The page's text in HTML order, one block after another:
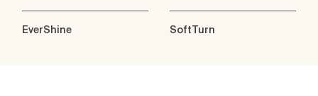
EverShine SoftTurn